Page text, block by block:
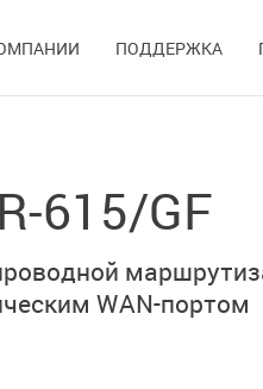
ПОДДЕРЖКА
615/GF
WAN-портом